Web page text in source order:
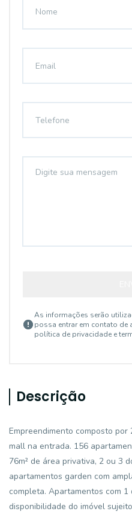
As informações serão
possa entrar em contato de
política de privacidade e
Descrição
Empreendimento composto
mall na entrada. 156
76m² de área privativa, 2 ou 3
apartamentos garden com
completa. Apartamentos com 1
disponibilidade do imóvel